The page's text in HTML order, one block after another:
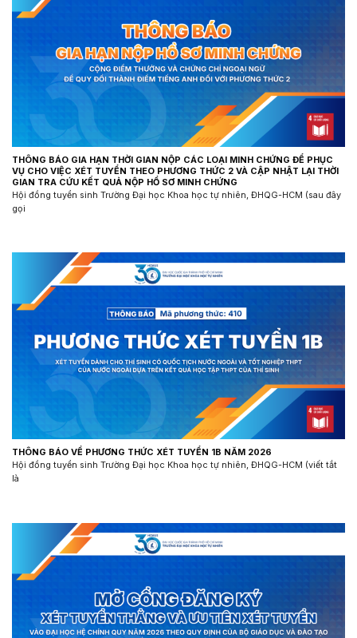
THÔNG BÁO GIA HẠN THỜI GIAN NỘP CÁC LOẠI MINH CHỨNG ĐỂ PHỤC
VỤ CHO VIỆC XÉT TUYỂN THEO PHƯƠNG THỨC 2 VÀ CẬP NHẬT LẠI THỜI
GIAN TRA CỨU KẾT QUẢ NỘP HỒ SƠ MINH CHỨNG
Hội đồng tuyển sinh Trường Đại học Khoa học tự nhiên, ĐHQG-HCM (sau đây
gọi
THÔNG BÁO VỀ PHƯƠNG THỨC XÉT TUYỂN 1B NĂM 2026
Hội đồng tuyển sinh Trường Đại học Khoa học tự nhiên, ĐHQG-HCM (viết tắt
là